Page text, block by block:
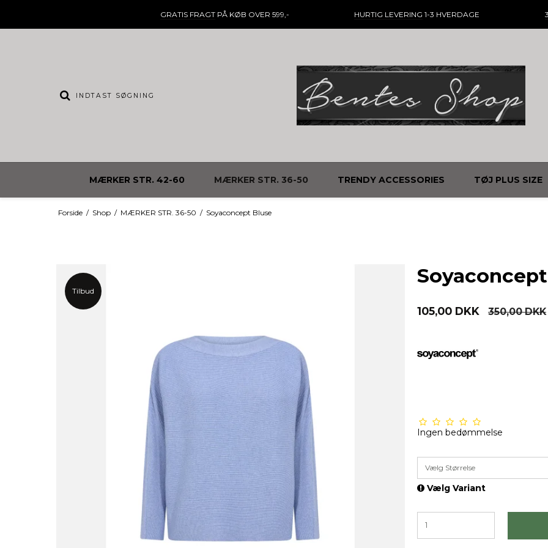
GRATIS FRAGTPÅ KØB OVER 599,- HURTIG LEVERING 1-3 HVERDAGE
MÆRKER STR. 42-60 MÆRKER STR. 36-50 TRENDY ACCESSORIES TØJ PLUS SIZE
Forside / Shop / MÆRKER STR. 36-50 / Soyaconcept Bluse
Tilbud
105,00 DKK 350,00 DKK
Ingen bedømmelse
Vælg Størrelse
Vælg Variant